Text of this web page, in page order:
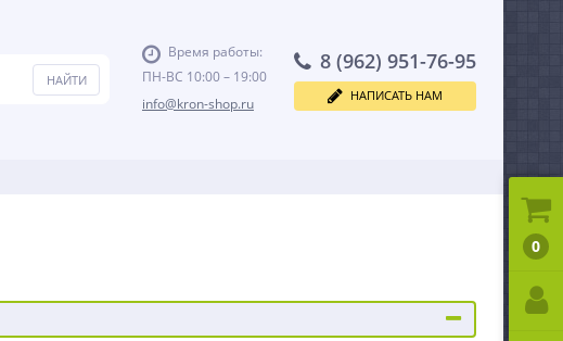
Время работы:
ПН-ВС 10:00 – 19:00
info@kron-shop.ru
8 (962) 951-76-95
НАПИСАТЬ НАМ
0